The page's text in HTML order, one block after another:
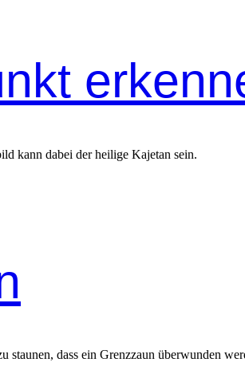
kann dabei der heilige Kajetan sein.
dass ein Grenzzaun überwunden